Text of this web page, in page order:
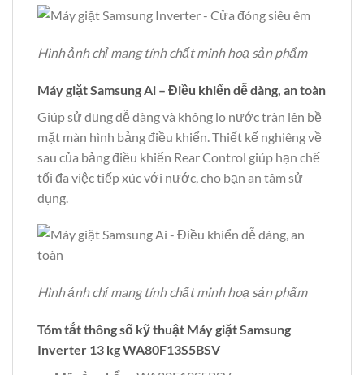
Hình ảnh chỉ mang tính chất minh hoạ sản phẩm
Máy giặt Samsung Ai – Điều khiển dễ dàng, an toàn
Giúp sử dụng dễ dàng và không lo nước tràn lên bề
mặt màn hình bảng điều khiển. Thiết kế nghiêng về
sau của bảng điều khiển Rear Control giúp hạn chế
tối đa việc tiếp xúc với nước, cho bạn an tâm sử
dụng.
Hình ảnh chỉ mang tính chất minh hoạ sản phẩm
Tóm tắt thông số kỹ thuật Máy giặt Samsung
Inverter 13 kg WA80F13S5BSV